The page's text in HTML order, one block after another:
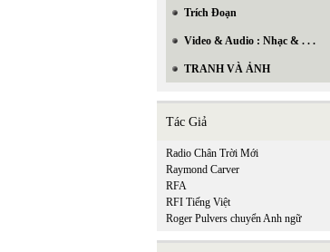
Trích Đoạn
Video & Audio : Nhạc & . . .
TRANH VÀ ẢNH
Tác Giả
Radio Chân Trời Mới
Raymond Carver
RFA
RFI Tiếng Việt
Roger Pulvers chuyển Anh ngữ